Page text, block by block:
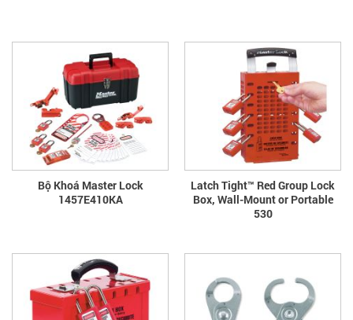
Bộ Khoá Master Lock
1457E410KA
Latch Tight™ Red Group Lock
Box, Wall-Mount or Portable
530